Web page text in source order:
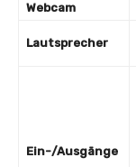
Webcam
Lautsprecher
Ein-/Ausgänge